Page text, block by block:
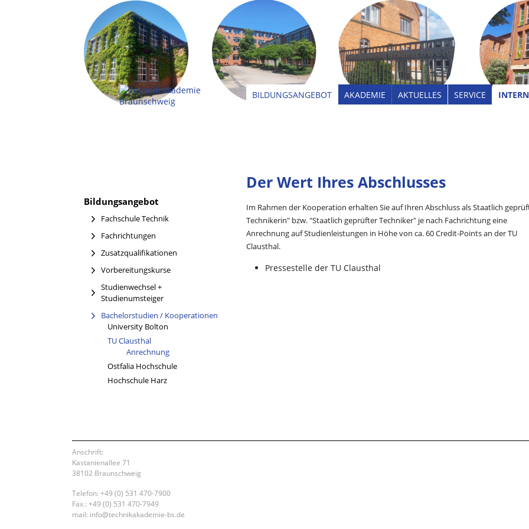
BILDUNGSANGEBOT AKADEMIE AKTUELLES SERVICE INTERN
Bildungsangebot
Fachschule Technik
Fachrichtungen
Zusatzqualifikationen
Vorbereitungskurse
Studienwechsel +
Studienumsteiger
Bachelorstudien / Kooperationen
University Bolton
TU Clausthal
Anrechnung(current)
Ostfalia Hochschule
Hochschule Harz
Der Wert Ihres Abschlusses
Im Rahmen der Kooperation erhalten Sie auf Ihren Abschluss als Staatlich
Technikerin" bzw. "Staatlich geprüfter Techniker" je nach Fachrichtungeine
Anrechnung auf Studienleistungen in Höhe von ca. 60 Credit-Points an der TU
Clausthal.
Pressestelle der TU Clausthal
Anschrift:
Kastanienallee 71
38102 Braunschweig
Telefon: +49 (0) 531 470-7900
Fax.: +49 (0) 531 470-7949
mail: info@technikakademie-bs.de